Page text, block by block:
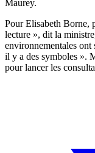
Maurey.
Pour Elisabeth Borne,
lecture », dit la
environnementales ont
il y a des symboles ».
pour lancer les